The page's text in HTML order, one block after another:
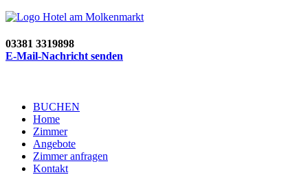
03381 3319898
E-Mail-Nachricht senden
BUCHEN
Home
Zimmer
Angebote
Zimmer anfragen
Kontakt